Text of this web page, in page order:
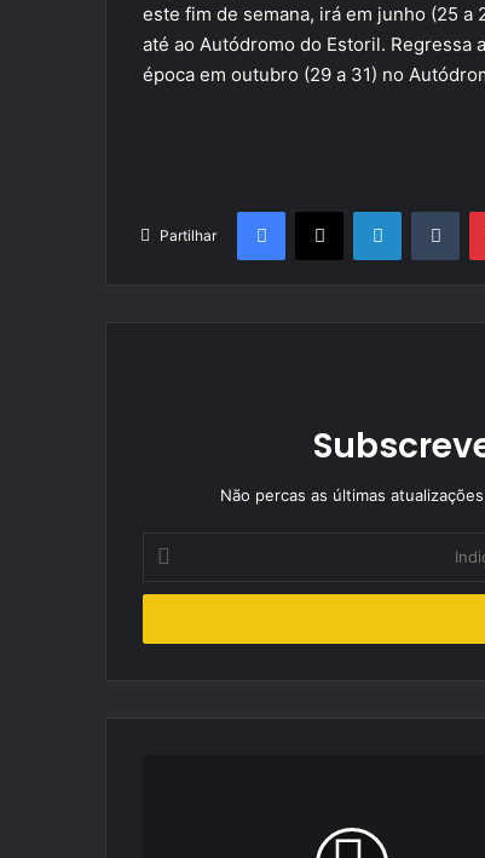
este fim de semana, irá em junho (25 a
até ao Autódromo do Estoril. Regressa
época em outubro (29 a 31) no
Partilhar
Facebook
X LinkedIn
Não percas as últimas
seu
de